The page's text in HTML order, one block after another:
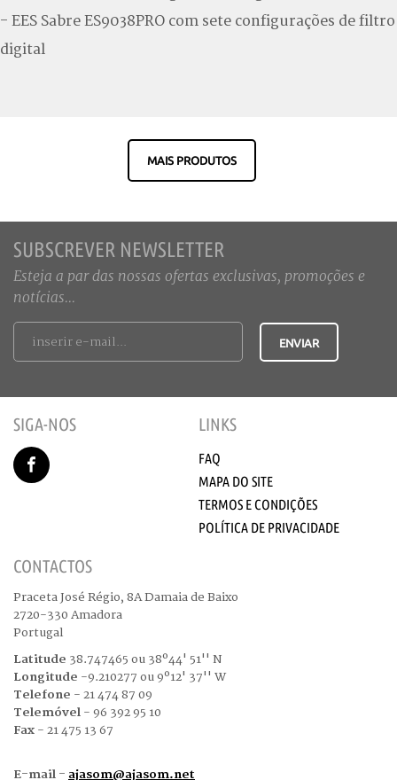
- EES Sabre ES9038PRO com sete configurações de filtro
digital
MAIS PRODUTOS
SUBSCREVER NEWSLETTER
Esteja a par das nossas ofertas exclusivas, promoções e
notícias...
SIGA-NOS LINKS
FAQ
MAPA DO SITE
TERMOS E CONDIÇÕES
POLÍTICA DE PRIVACIDADE
CONTACTOS
Praceta José Régio, 8A Damaia de Baixo
2720-330 Amadora
Portugal
Latitude 38.747465 ou 38º44' 51'' N
Longitude -9.210277 ou 9º12' 37'' W
Telefone - 21 474 87 09
Telemóvel - 96 392 95 10
Fax - 21 475 13 67
E-mail - ajasom@ajasom.net